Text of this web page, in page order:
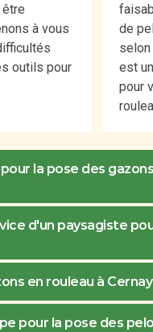
à vous
outils pour
de
est
pour
la pose des
d'un paysagiste
en rouleau à
pour la pose des